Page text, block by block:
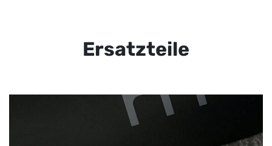
Ersatzteile